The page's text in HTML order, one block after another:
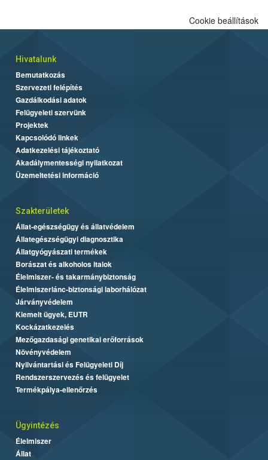
Cookie beállítások
Hivatalunk
Bemutatkozás
Szervezeti felépítés
Gazdálkodási adatok
Felügyeleti szervünk
Projektek
Kapcsolódó linkek
Adatkezelési tájékoztató
Akadálymentességi nyilatkozat
Üzemeltetési információ
Szakterületek
Állat-egészségügy és állatvédelem
Állategészségügyi diagnosztika
Állatgyógyászati termékek
Borászat és alkoholos italok
Élelmiszer- és takarmánybiztonság
Élelmiszerlánc-biztonsági laborhálózat
Járványvédelem
Kiemelt ügyek, EUTR
Kockázatkezelés
Mezőgazdasági genetikai erőforrások
Növényvédelem
Nyilvántartási és Felügyeleti Díj
Rendszerszervezés és felügyelet
Termékpálya-ellenőrzés
Ügyintézés
Élelmiszer
Állat